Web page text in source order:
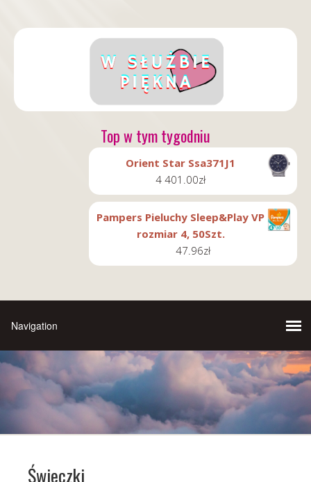
Top w tym tygodniu
Orient Star Ssa371J1
4 401.00zł
Pampers Pieluchy Sleep&Play VP
rozmiar 4, 50Szt.
47.96zł
Świeczki